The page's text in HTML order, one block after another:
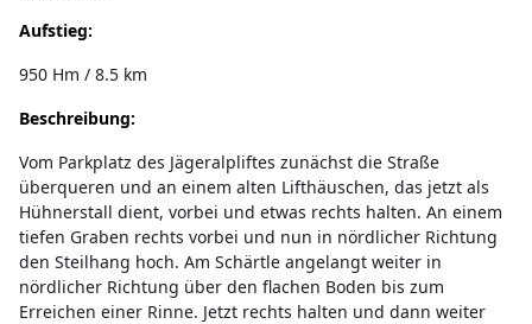
Aufstieg:
950 Hm / 8.5 km
Beschreibung:
Vom Parkplatz des Jägeralpliftes zunächst die Straße
überqueren und an einem alten Lifthäuschen, das jetzt als
Hühnerstall dient, vorbei und etwas rechts halten. An einem
tiefen Graben rechts vorbei und nun in nördlicher Richtung
den Steilhang hoch. Am Schärtle angelangt weiter in
nördlicher Richtung über den flachen Boden bis zum
Erreichen einer Rinne. Jetzt rechts halten und dann weiter